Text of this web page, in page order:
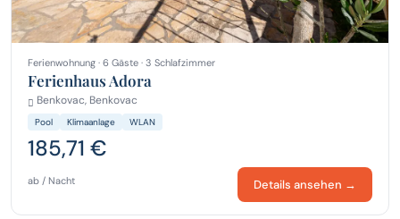
Ferienwohnung · 6 Gäste · 3 Schlafzimmer
Ferienhaus Adora
Benkovac, Benkovac
Pool Klimaanlage WLAN
185,71 €
ab / Nacht Details ansehen →